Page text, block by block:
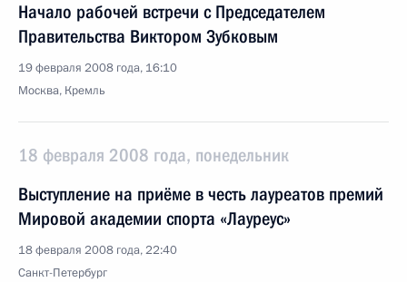
Начало рабочей встречи с Председателем
Правительства Виктором Зубковым
19 февраля 2008 года, 16:10
Москва, Кремль
18 февраля 2008 года, понедельник
Выступление на приёме в честь лауреатов премий
Мировой академии спорта «Лауреус»
18 февраля 2008 года, 22:40
Санкт-Петербург